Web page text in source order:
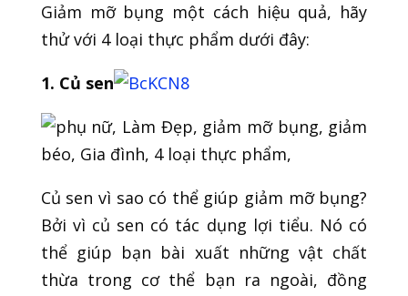
Giảm mỡ bụng một cách hiệu quả, hãy
thử với 4 loại thực phẩm dưới đây:
1. Củ sen
Củ sen vì sao có thể giúp giảm mỡ bụng?
Bởi vì củ sen có tác dụng lợi tiểu. Nó có
thể giúp bạn bài xuất những vật chất
thừa trong cơ thể bạn ra ngoài, đồng